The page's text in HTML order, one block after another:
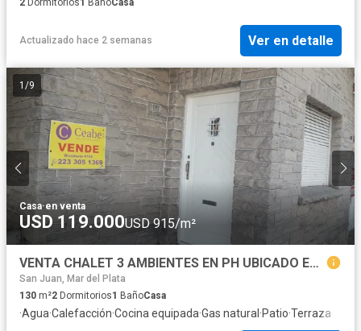
2 Dormitorios1 BañoCasa
Actualizado hace 2 semanas Ver en detalle
1 /9
Casa·en venta
USD 119.000USD 915/m²
VENTA CHALET 3 AMBIENTES EN PH UBICADO EN ESQUINA ESTRATEGICA RIVADAVIA ESQ. OLAZABAL
San Juan, Mar del Plata
130 m²2 Dormitorios1 BañoCasa
·Agua·Calefacción·Cocina equipada·Gas natural ·Patio·Terraza